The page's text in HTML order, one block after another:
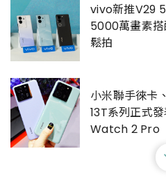
vivo新推V29
5000萬畫素
鬆拍
小米聯手徠卡
13T系列正式
Watch 2 Pro